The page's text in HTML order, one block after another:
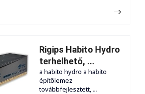
Rigips Habito Hydro
terhelhető, ...
a habito hydro a habito
építőlemez
továbbfejlesztett, ...